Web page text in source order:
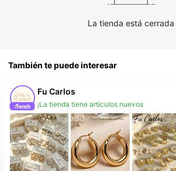
La tienda está cerrada
También te puede interesar
Fu Carlos
¡La tienda tiene artículos nuevos